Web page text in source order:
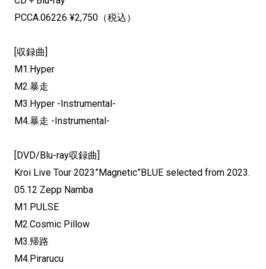
PCCA.06226 ¥2,750（税込）
[収録曲]
M1.Hyper
M2.暴走
M3.Hyper -Instrumental-
M4.暴走 -Instrumental-
[DVD/Blu-ray収録曲]
Kroi Live Tour 2023”Magnetic”BLUE selected from 2023.
05.12 Zepp Namba
M1.PULSE
M2.Cosmic Pillow
M3.帰路
M4.Pirarucu